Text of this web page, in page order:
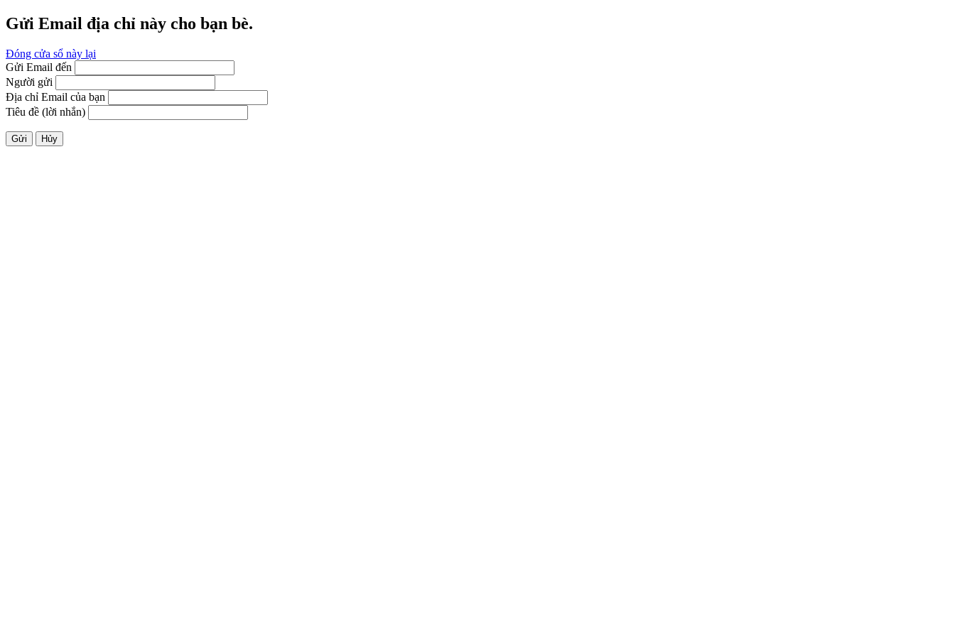
Gửi Email địa chỉ này cho bạn bè.
Đóng cửa sổ này lại
Gửi Email đến
Người gửi
Địa chỉ Email của bạn
Tiêu đề (lời nhắn)
Gửi Hủy